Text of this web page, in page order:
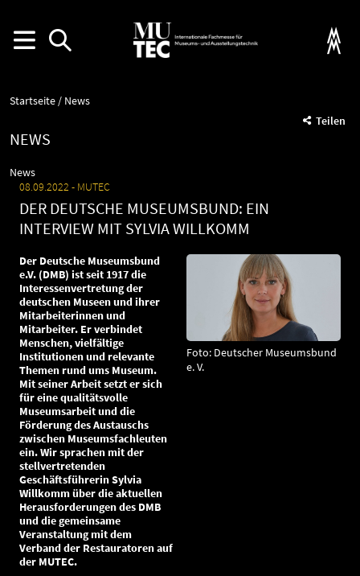
Startseite
News
Teilen
NEWS
News
08.09.2022
MUTEC
DER DEUTSCHE MUSEUMSBUND: EIN
INTERVIEW MIT SYLVIA WILLKOMM
Der Deutsche Museumsbund
e.V. (DMB) ist seit 1917 die
Interessenvertretung der
deutschen Museen und ihrer
Mitarbeiterinnen und
Mitarbeiter. Er verbindet
Menschen, vielfältige
Institutionen und relevante
Themen rund ums Museum.
Mit seiner Arbeit setzt er sich
für eine qualitätsvolle
Museumsarbeit und die
Förderung des Austauschs
zwischen Museumsfachleuten
ein. Wir sprachen mit der
stellvertretenden
Geschäftsführerin Sylvia
Willkomm über die aktuellen
Herausforderungen des DMB
und die gemeinsame
Veranstaltung mit dem
Verband der Restauratoren auf
der MUTEC.
Foto: Deutscher Museumsbund
e. V.